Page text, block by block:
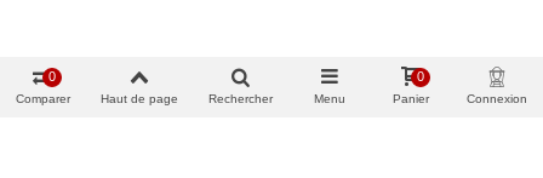
Comparer
0
Haut de page Rechercher Menu Panier
0
Connexion